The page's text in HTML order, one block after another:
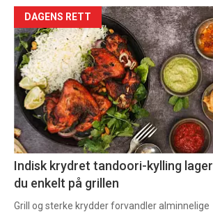
DAGENS RETT
Indisk krydret tandoori-kylling lager
du enkelt på grillen
Grill og sterke krydder forvandler alminnelige